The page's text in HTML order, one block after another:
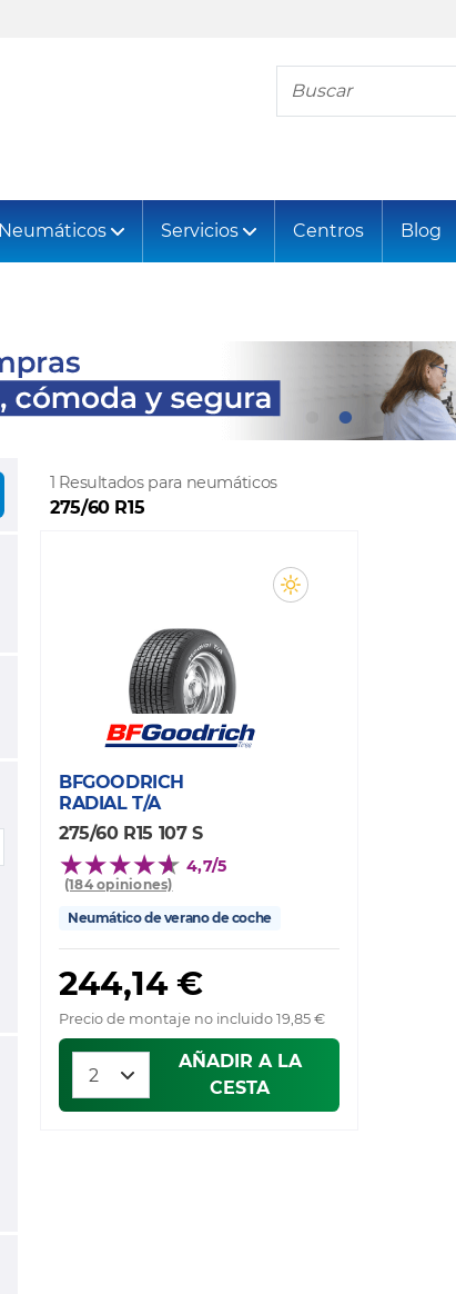
Busca tu neumático
Neumáticos Servicios Centros Blog
1 Resultados para neumáticos
275/60 R15
BFGOODRICH
RADIAL T/A
275/60 R15 107 S
4,7/5
(184 opiniones)
Neumático de verano de coche
244,14 €
Precio de montaje no incluido 19,85 €
AÑADIR A LA
CESTA